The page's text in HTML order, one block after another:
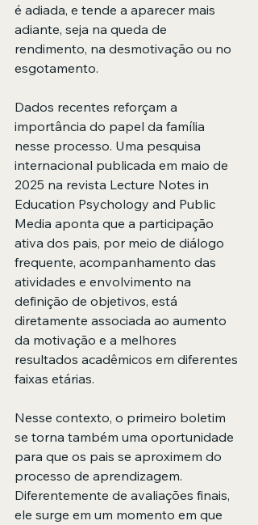
é adiada, e tende a aparecer mais
adiante, seja na queda de
rendimento, na desmotivação ou no
esgotamento.
Dados recentes reforçam a
importância do papel da família
nesse processo. Uma pesquisa
internacional publicada em maio de
2025 na revista Lecture Notes in
Education Psychology and Public
Media aponta que a participação
ativa dos pais, por meio de diálogo
frequente, acompanhamento das
atividades e envolvimento na
definição de objetivos, está
diretamente associada ao aumento
da motivação e a melhores
resultados acadêmicos em diferentes
faixas etárias.
Nesse contexto, o primeiro boletim
se torna também uma oportunidade
para que os pais se aproximem do
processo de aprendizagem.
Diferentemente de avaliações finais,
ele surge em um momento em que